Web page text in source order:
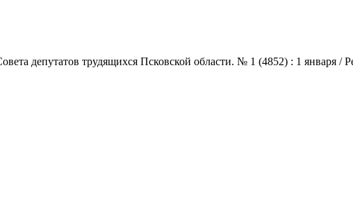
депутатов трудящихся Псковской области. № 1 (4852) : 1 января /